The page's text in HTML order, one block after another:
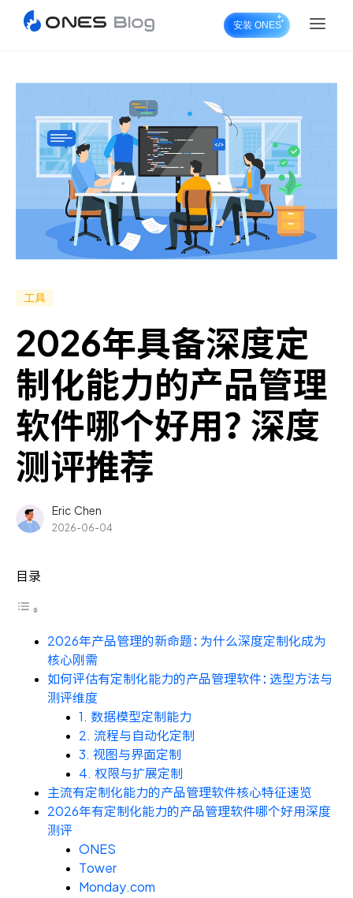
ONES Project
ONES Wiki
ONES Assistant
敏捷研发管理
测试管理
DevOps
资源和工时管理
服务台和工单管理
IPD 研发管理
ASPICE 研发管理
安装 ONES
工具
2026年具备深度定
制化能力的产品管理
软件哪个好用？深度
测评推荐
Eric Chen
2026-06-04
目录
2026年产品管理的新命题：为什么深度定制化成为
核心刚需
如何评估有定制化能力的产品管理软件：选型方法与
测评维度
1. 数据模型定制能力
2. 流程与自动化定制
3. 视图与界面定制
4. 权限与扩展定制
主流有定制化能力的产品管理软件核心特征速览
2026年有定制化能力的产品管理软件哪个好用深度
测评
ONES
Tower
Monday.com